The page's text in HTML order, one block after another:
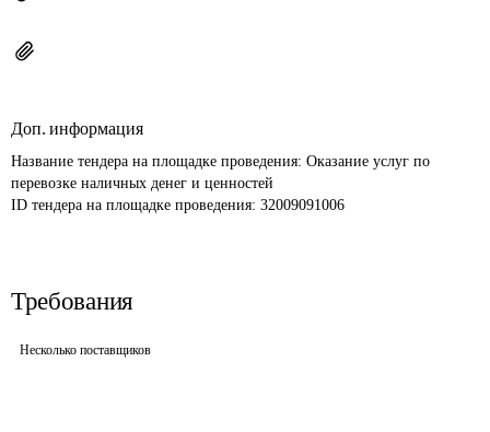
Доп. информация
Название тендера на площадке проведения: Оказание услуг по
перевозке наличных денег и ценностей
ID тендера на площадке проведения: 32009091006
Требования
Несколько поставщиков